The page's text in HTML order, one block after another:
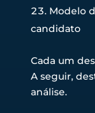
Modelo
candidato
Cada um
A seguir,
análise.